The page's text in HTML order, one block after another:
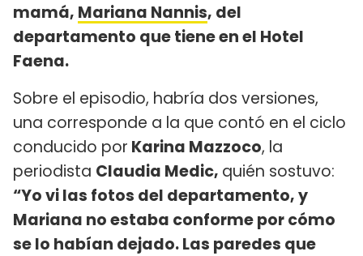
mamá, Mariana Nannis, del
departamento que tiene en el Hotel
Faena.
Sobre el episodio, habría dos versiones,
una corresponde a la que contó en el ciclo
conducido por Karina Mazzoco, la
periodista Claudia Medic, quién sostuvo:
“Yo vi las fotos del departamento, y
Mariana no estaba conforme por cómo
se lo habían dejado. Las paredes que